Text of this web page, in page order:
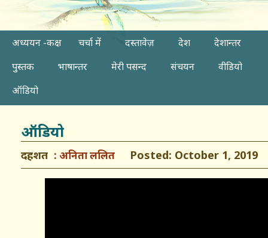
अध्ययन -कक्ष चर्चा में दस्तावेज़ देश
देशान्तर
पुस्तक
भाषान्तर मेरी पसन्द संचयन
वीडियो
ऑडियो
ऑडियो
दहशत अनिता ललित Posted: October 1, 2019